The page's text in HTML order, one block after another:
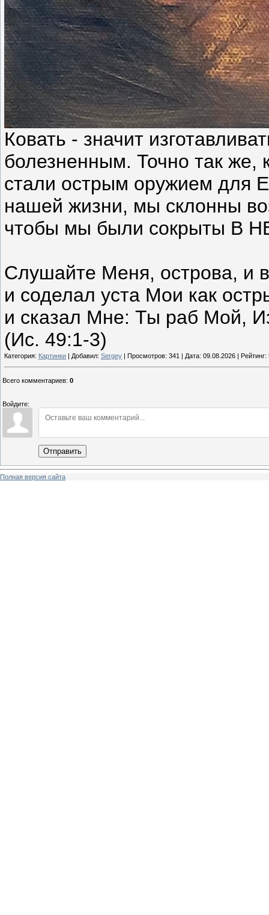
Ковать - значит
болезненным. Точно так же,
стали острым оружием для
нашей жизни, мы склонны
чтобы мы были сокрыты В
Слушайте Меня, острова, и
и соделал уста Мои как
и сказал Мне: Ты раб Мой,
(Ис. 49:1-3)
Категория: Картинки | Добавил: Sergey | Просмотров: 341 | Дата: 09.08.2026 |
Всего комментариев: 0
Войдите:
Отправить
Полная версия сайта